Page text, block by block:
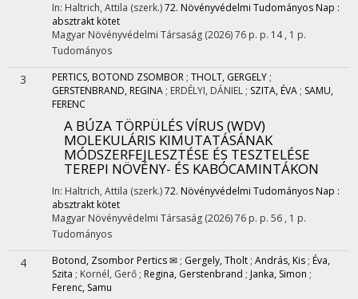
In: Haltrich, Attila (szerk.)72. Növényvédelmi Tudományos Nap :
absztrakt kötet
Magyar Növényvédelmi Társaság (2026)76 p. p. 14 , 1 p.
Tudományos
3 PERTICS, BOTOND ZSOMBOR ; THOLT, GERGELY ;
GERSTENBRAND, REGINA ; ERDÉLYI, DÁNIEL ; SZITA, ÉVA ; SAMU,
FERENC
A BÚZA TÖRPÜLÉS VÍRUS (WDV)
MOLEKULÁRIS KIMUTATÁSÁNAK
MÓDSZERFEJLESZTÉSE ÉS TESZTELÉSE
TEREPI NÖVÉNY- ÉS KABÓCAMINTÁKON
In: Haltrich, Attila (szerk.)72. Növényvédelmi Tudományos Nap :
absztrakt kötet
Magyar Növényvédelmi Társaság (2026)76 p. p. 56 , 1 p.
Tudományos
4 Botond, Zsombor Pertics ✉ ; Gergely, Tholt ; András, Kis ; Éva,
Szita ; Kornél, Gerő ; Regina, Gerstenbrand ; Janka, Simon ;
Ferenc, Samu